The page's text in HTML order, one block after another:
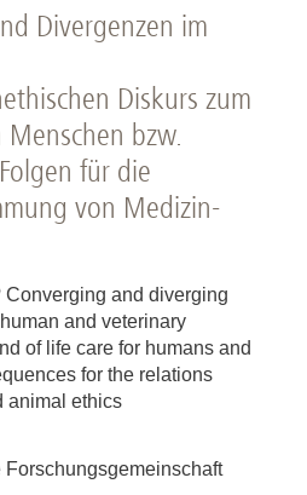
Divergenzen im
Diskurs zum
Menschen bzw.
für die
von Medizin-
Converging and diverging
and veterinary
of life care for humans and
for the relations
animal ethics
Forschungsgemeinschaft